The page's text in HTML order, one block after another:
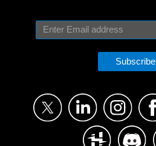
Subscribe